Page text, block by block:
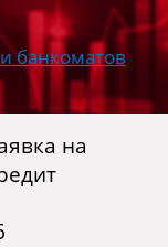
на